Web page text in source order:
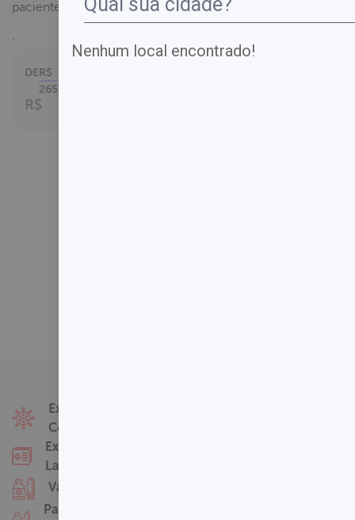
pacientes com suspeita clínica.
DER$
265,00
R$
Exames
Covid-19
Exames
Laboratoriais
Vacinas
Pacotes
Nenhum local encontrado!